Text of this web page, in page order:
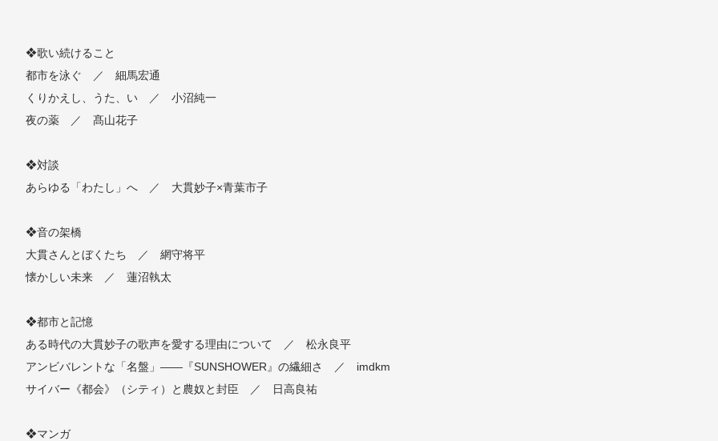
❖歌い続けること
都市を泳ぐ ／ 細馬宏通
くりかえし、うた、い ／ 小沼純一
夜の薬 ／ 髙山花子
❖対談
あらゆる「わたし」へ ／ 大貫妙子×青葉市子
❖音の架橋
大貫さんとぼくたち ／ 網守将平
懐かしい未来 ／ 蓮沼執太
❖都市と記憶
ある時代の大貫妙子の歌声を愛する理由について ／ 松永良平
アンビバレントな「名盤」――『SUNSHOWER』の繊細さ ／ imdkm
サイバー《都会》（シティ）と農奴と封臣 ／ 日高良祐
❖マンガ